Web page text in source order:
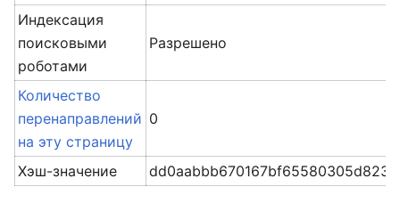
Индексация
поисковыми
роботами
Разрешено
Количество
перенаправлений
на эту страницу
0
Хэш-значение